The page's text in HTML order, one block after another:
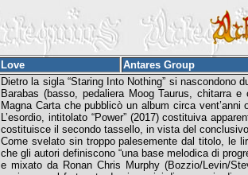
Love Antares Group
Dietro la sigla “Staring Into Nothing” si
Barabas (basso, pedaliera Moog Taurus, chitarra
Magna Carta che pubblicò un album circa
L’esordio, intitolato “Power” (2017) costituiva
costituisce il secondo tassello, in vista del
Come svelato sin troppo palesemente dal titolo, le
che gli autori definiscono “una base melodica di
e mixato da Ronan Chris Murphy (Bozzio/Levin/